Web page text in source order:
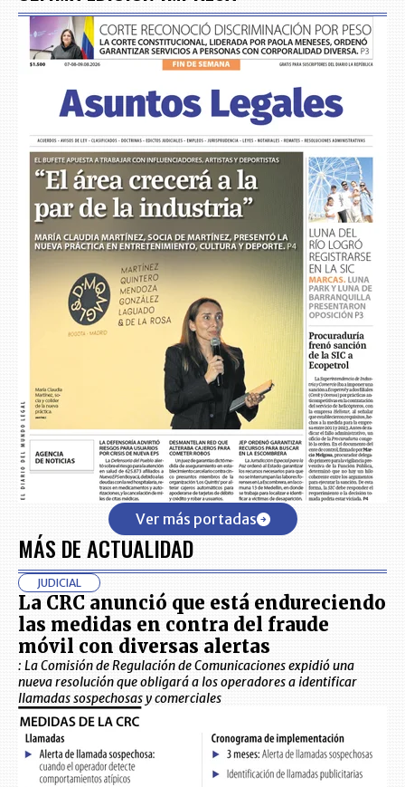
Ver más portadas
MÁS DE ACTUALIDAD
JUDICIAL
La CRC anunció que está endureciendo
las medidas en contra del fraude
móvil con diversas alertas
: La Comisión de Regulación de Comunicaciones expidió una
nueva resolución que obligará a los operadores a identificar
llamadas sospechosas y comerciales